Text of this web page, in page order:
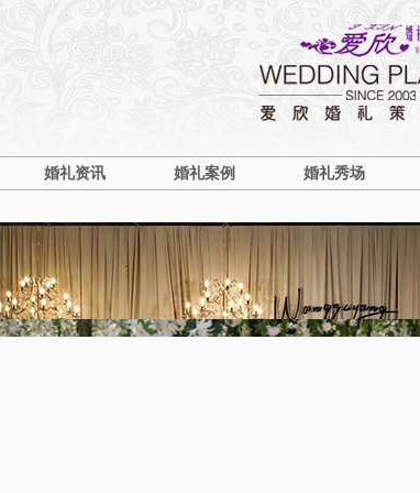
婚礼资讯 婚礼案例 婚礼秀场